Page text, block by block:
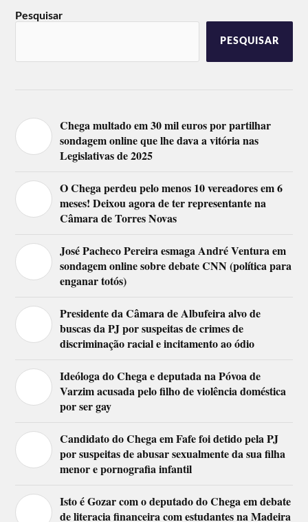
Pesquisar
PESQUISAR
Chega multado em 30 mil euros por partilhar
sondagem online que lhe dava a vitória nas
Legislativas de 2025
O Chega perdeu pelo menos 10 vereadores em 6
meses! Deixou agora de ter representante na
Câmara de Torres Novas
José Pacheco Pereira esmaga André Ventura em
sondagem online sobre debate CNN (política para
enganar totós)
Presidente da Câmara de Albufeira alvo de
buscas da PJ por suspeitas de crimes de
discriminação racial e incitamento ao ódio
Ideóloga do Chega e deputada na Póvoa de
Varzim acusada pelo filho de violência doméstica
por ser gay
Candidato do Chega em Fafe foi detido pela PJ
por suspeitas de abusar sexualmente da sua filha
menor e pornografia infantil
Isto é Gozar com o deputado do Chega em debate
de literacia financeira com estudantes na Madeira